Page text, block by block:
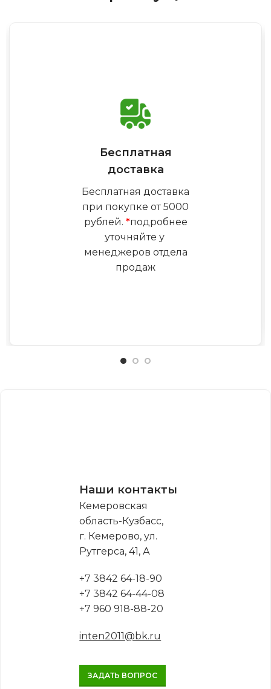
Бесплатная
доставка
Бесплатная доставка
при покупке от 5000
рублей. *подробнее
уточняйте у
менеджеров отдела
продаж
Наши контакты
Кемеровская
область-Кузбасс,
г. Кемерово, ул.
Рутгерса, 41, А
+7 3842 64-18-90
+7 3842 64-44-08
+7 960 918-88-20
inten2011@bk.ru
ЗАДАТЬ ВОПРОС